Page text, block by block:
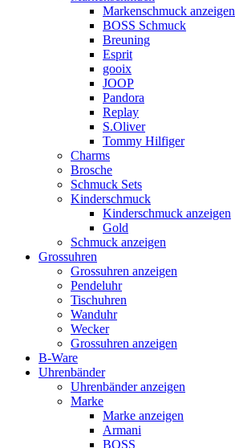
Markenschmuck anzeigen
BOSS Schmuck
Breuning
Esprit
gooix
JOOP
Pandora
Replay
S.Oliver
Tommy Hilfiger
Charms
Brosche
Schmuck Sets
Kinderschmuck
Kinderschmuck anzeigen
Gold
Schmuck anzeigen
Grossuhren
Grossuhren anzeigen
Pendeluhr
Tischuhren
Wanduhr
Wecker
Grossuhren anzeigen
B-Ware
Uhrenbänder
Uhrenbänder anzeigen
Marke
Marke anzeigen
Armani
BOSS